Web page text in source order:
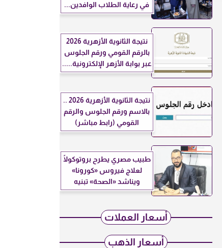
في رعاية الطلاب الوافدين...
نتيجة الثانوية الأزهرية 2026
بالرقم القومي ورقم الجلوس
عبر بوابة الأزهر الإلكترونية.....
نتيجة الثانوية الأزهرية 2026 ..
بالاسم ورقم الجلوس والرقم
القومي (رابط مباشر)
طبيب مصري يطرح بروتوكولًا
لعلاج فيروس «كورونا»
ويناشد «الصحة» تبنيه
أسعار العملات
أسعار الذهب